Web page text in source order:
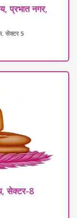
प्रभात नगर,
सेक्टर 5
सेक्टर-8